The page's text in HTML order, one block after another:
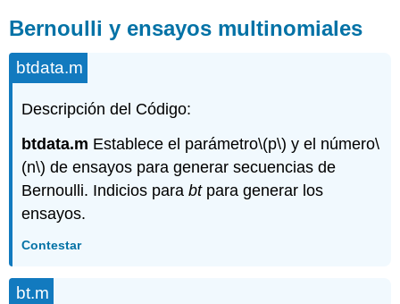
Bernoulli y ensayos multinomiales
btdata.m
Descripción del Código:
btdata.m Establece el parámetro\(p\) y el número\
(n\) de ensayos para generar secuencias de
Bernoulli. Indicios parabtpara generar los
ensayos.
Contestar
bt.m